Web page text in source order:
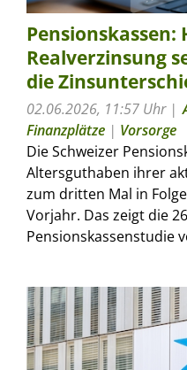
Pensionskassen:
Realverzinsung
die
02.06.2026, 11:57 Uhr
Finanzplätze | Vorsorge
Die Schweizer
Altersguthaben ihrer
zum dritten Mal in
Vorjahr. Das zeigt die
Pensionskassenstudie